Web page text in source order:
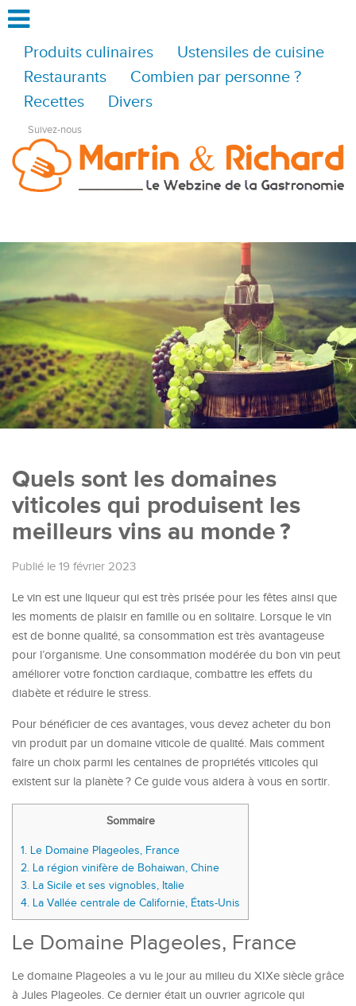
Produits culinaires
Ustensiles de cuisine
Restaurants
Combien par personne ?
Recettes
Divers
Suivez-nous
Quels sont les domaines
viticoles qui produisent les
meilleurs vins au monde ?
Publié le 19 février 2023
Le vin est une liqueur qui est très prisée pour les fêtes ainsi que
les moments de plaisir en famille ou en solitaire. Lorsque le vin
est de bonne qualité, sa consommation est très avantageuse
pour l’organisme. Une consommation modérée du bon vin peut
améliorer votre fonction cardiaque, combattre les effets du
diabète et réduire le stress.
Pour bénéficier de ces avantages, vous devez acheter du bon
vin produit par un domaine viticole de qualité. Mais comment
faire un choix parmi les centaines de propriétés viticoles qui
existent sur la planète ? Ce guide vous aidera à vous en sortir.
Sommaire
1. Le Domaine Plageoles, France
2. La région vinifère de Bohaiwan, Chine
3. La Sicile et ses vignobles, Italie
4. La Vallée centrale de Californie, États-Unis
Le Domaine Plageoles, France
Le domaine Plageoles a vu le jour au milieu du XIXe siècle grâce
à Jules Plageoles. Ce dernier était un ouvrier agricole qui